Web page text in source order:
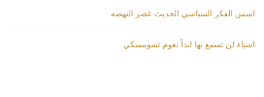
اسس الفكر السياسي الحديث عصر النهضه
اشياء لن تسمع بها ابداً نعوم تشومسكي